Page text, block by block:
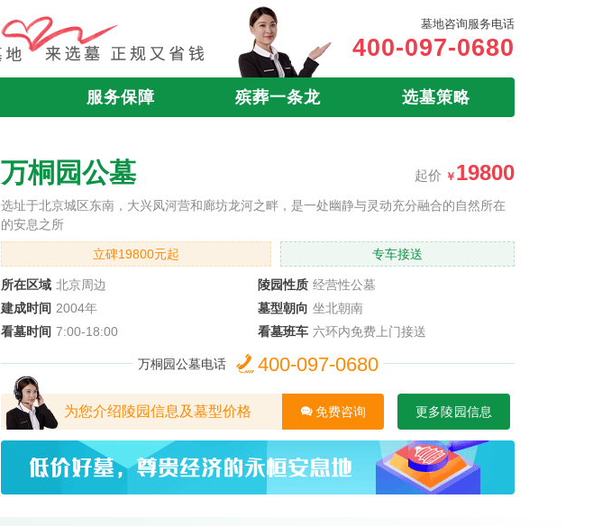
墓地咨询服务电话
400-097-0680
服务保障 殡葬一条龙 选墓策略
万桐园公墓
选址于北京城区东南，大兴凤河营和廊坊龙河之畔，是一处幽静与灵动充分融合的自然所在
的安息之所
起价 19800
立碑19800元起 专车接送
所在区域 北京周边 陵园性质 经营性公墓
建成时间 2004年 墓型朝向 坐北朝南
看墓时间 7:00-18:00 看墓班车 六环内免费上门接送
万桐园公墓电话 400-097-0680
为您介绍陵园信息及墓型价格 免费咨询 更多陵园信息